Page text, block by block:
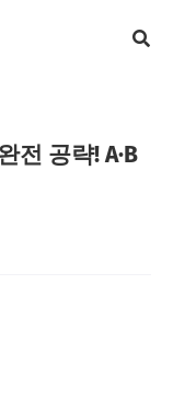
전 공략! A·B